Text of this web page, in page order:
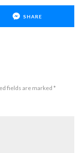
SHARE
fields are marked *